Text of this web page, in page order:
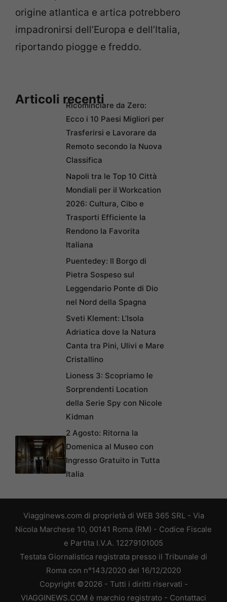
origine atlantica e artica potrebbero
impadronirsi dell’Europa e dell’Italia,
riportando piogge e freddo.
Articoli recentiRicominciare da Zero:
Ecco i 10 Paesi Migliori per
Trasferirsi e Lavorare da
Remoto secondo la Nuova
Classifica
Napoli tra le Top 10 Città
Mondiali per il Workcation
2026: Cultura, Cibo e
Trasporti Efficiente la
Rendono la Favorita
Italiana
Puentedey: Il Borgo di
Pietra Sospeso sul
Leggendario Ponte di Dio
nel Nord della Spagna
Sveti Klement: L’Isola
Adriatica dove la Natura
Canta tra Pini, Ulivi e Mare
Cristallino
Lioness 3: Scopriamo le
Sorprendenti Location
della Serie Spy con Nicole
Kidman
2 Agosto: Ritorna la
Domenica al Museo con
Ingresso Gratuito in Tutta
Italia
Viagginews.com di proprietà di WEB 365 SRL - Via
Nicola Marchese 10, 00141 Roma (RM) - Codice Fiscale
e Partita I.V.A. 12279101005
Testata Giornalistica registrata presso il Tribunale di
Roma con n°143/2020 del 16/12/2020
Copyright ©2026 - Tutti i diritti riservati -
VIAGGINEWS.COM è marchio registrato - Contattaci